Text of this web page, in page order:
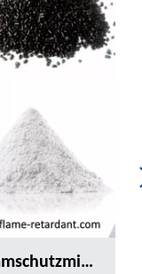
Flammschutzmittel für Fahrzeuge mit neuer Energie